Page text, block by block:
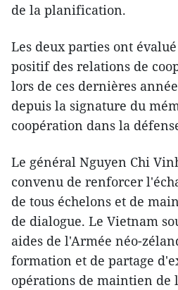
de la planification.
Les deux parties ont
positif des relations de
lors de ces dernières
depuis la signature du
coopération dans la
Le général Nguyen Chi
convenu de renforcer
de tous échelons et de
de dialogue. Le Vietnam
aides de l'Armée néo-
formation et de partage
opérations de maintien de